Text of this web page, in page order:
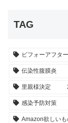
TAG
ビフォーアフター
伝染性腹膜炎
里親様決定
感染予防対策
Amazon欲しいも